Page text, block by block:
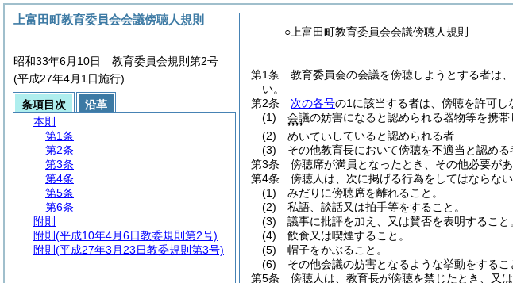
○上富田町教育委員会会議傍聴人規則
第1条
教育委員会の会議を傍聴しようとする者は
い。
第2条
次の各号の1に該当する者は、傍聴を許可し
(1)
会議の妨害になると認められる器物等を携帯
(2)
めいてい
❜❜❜❜
していると認められる者
(3)
その他教育長において傍聴を不適当と認める
第3条
傍聴席が満員となったとき、その他必要が
第4条
傍聴人は、次に掲げる行為をしてはならない
(1)
みだりに傍聴席を離れること。
(2)
私語、談話又は拍手等をすること。
(3)
議事に批評を加え、又は賛否を表明すること
(4)
飲食又は喫煙すること。
(5)
帽子をかぶること。
(6)
その他会議の妨害となるような挙動をするこ
第5条
傍聴人は、教育長が傍聴を禁じたとき、又
上富田町教育委員会会議傍聴人規則
昭和33年6月10日 教育委員会規則第2号
(平成27年4月1日施行)
条項目次
沿革
本則
第1条
第2条
第3条
第4条
第5条
第6条
附則
附則 (平成10年4月6日教委規則第2号)
附則 (平成27年3月23日教委規則第3号)